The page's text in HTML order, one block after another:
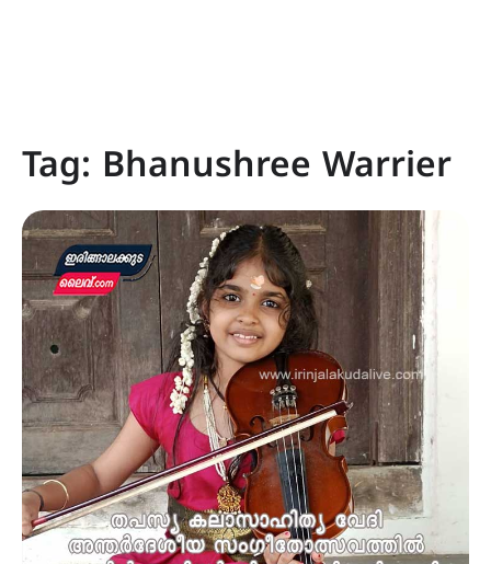
Tag: Bhanushree Warrier